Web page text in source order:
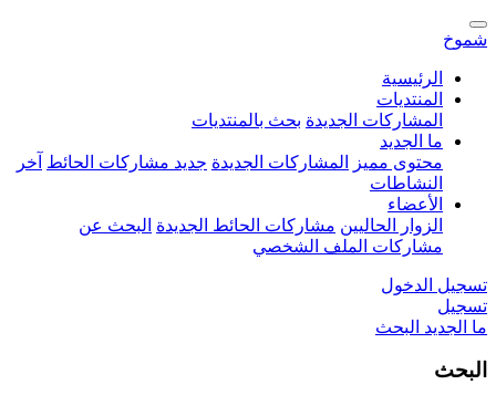
شموخ
الرئيسية
المنتديات
المشاركات الجديدة بحث بالمنتديات
ما الجديد
محتوى مميز
المشاركات الجديدة جديد مشاركات الحائط آخر
النشاطات
الأعضاء
الزوار الحاليين مشاركات الحائط الجديدة البحث عن
مشاركات الملف الشخصي
تسجيل الدخول
تسجيل
ما الجديد البحث
البحث